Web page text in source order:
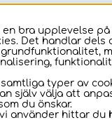
bra upplevelse på
Det handlar dels
typer av
själv välja att
du önskar.
använder hittar du